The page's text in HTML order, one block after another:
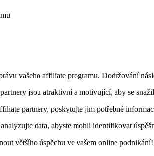
vašeho affiliate programu. Dodržování
jsou atraktivní a motivující, aby se
partnery, poskytujte jim potřebné
data, abyste mohli identifikovat
většího úspěchu ve vašem online podnikání!